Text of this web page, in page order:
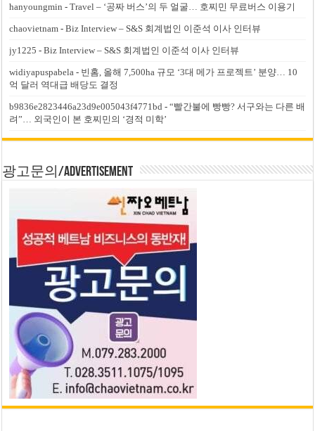
hanyoungmin -Travel – ‘공짜 버스’의 두 얼굴… 호찌민 무료버스 이용기
chaovietnam -Biz Interview – S&S 회계법인 이준석 이사 인터뷰
jy1225 -Biz Interview – S&S 회계법인 이준석 이사 인터뷰
widiyapuspabela - 빈홈, 올해 7,500ha 규모 ‘3대 메가 프로젝트’ 분양… 10
억 달러 역대급 배당도 결정
b9836e2823446a23d9e005043f4771bd -“빨간불에 빵빵? 서구와는 다른 배
려”… 외국인이 본 호찌민의 ‘경적 미학’
광고문의/Advertisement